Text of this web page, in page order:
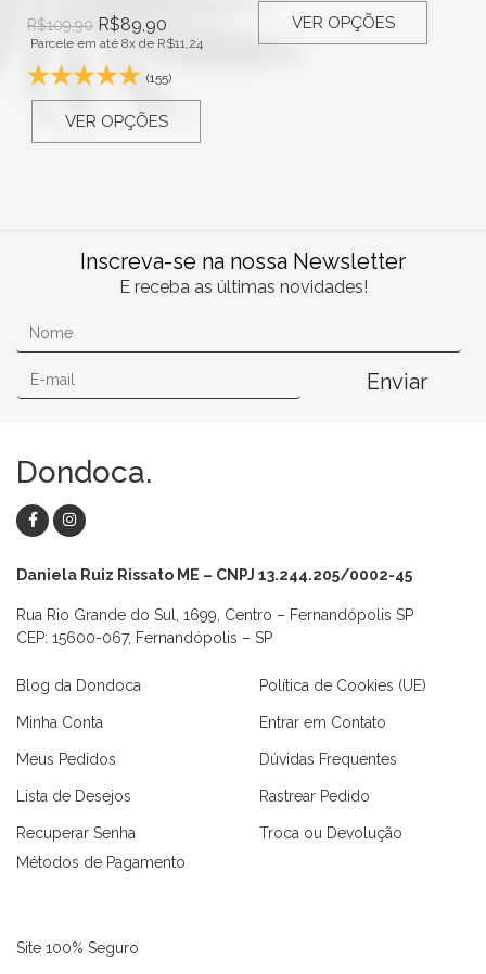
R$109,90 R$89,90
Parcele em até 8x de R$11,24
(155)
VER OPÇÕES
VER OPÇÕES
Inscreva-se na nossa Newsletter
E receba as últimas novidades!
Enviar
Dondoca.
Daniela Ruiz Rissato ME – CNPJ 13.244.205/0002-45
Rua Rio Grande do Sul, 1699, Centro – Fernandópolis SP
CEP: 15600-067, Fernandópolis – SP
Blog da Dondoca
Minha Conta
Meus Pedidos
Lista de Desejos
Recuperar Senha
Política de Cookies (UE)
Entrar em Contato
Dúvidas Frequentes
Rastrear Pedido
Troca ou Devolução
Métodos de Pagamento
Site 100% Seguro